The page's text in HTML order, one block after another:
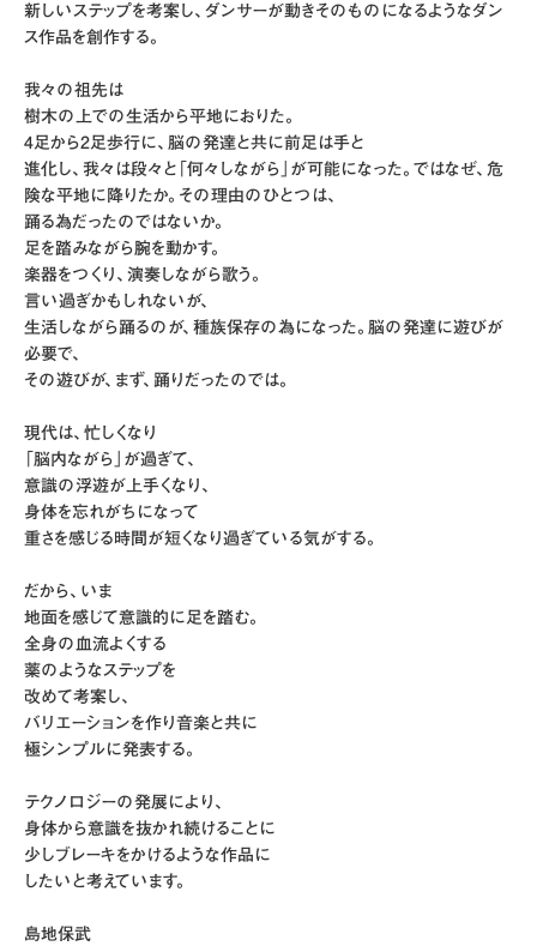
新しいステップを考案し、ダンサーが動きそのものになるようなダン
ス作品を創作する。
我々の祖先は
樹木の上での生活から平地におりた。
4足から2足歩行に、脳の発達と共に前足は手と
進化し、我々は段々と「何々しながら」が可能になった。ではなぜ、危
険な平地に降りたか。その理由のひとつは、
踊る為だったのではないか。
足を踏みながら腕を動かす。
楽器をつくり、演奏しながら歌う。
言い過ぎかもしれないが、
生活しながら踊るのが、種族保存の為になった。脳の発達に遊びが
必要で、
その遊びが、まず、踊りだったのでは。
現代は、忙しくなり
「脳内ながら」が過ぎて、
意識の浮遊が上手くなり、
身体を忘れがちになって
重さを感じる時間が短くなり過ぎている気がする。
だから、いま
地面を感じて意識的に足を踏む。
全身の血流よくする
薬のようなステップを
改めて考案し、
バリエーションを作り音楽と共に
極シンプルに発表する。
テクノロジーの発展により、
身体から意識を抜かれ続けることに
少しブレーキをかけるような作品に
したいと考えています。
島地保武